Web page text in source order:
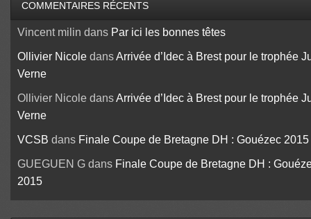
COMMENTAIRES RÉCENTS
Vincent milin dans Par ici les bonnes têtes
Ollivier NicoledansArrivée d’Idec à Brest pour le trophée
Verne
Ollivier NicoledansArrivée d’Idec à Brest pour le trophée
Verne
VCSB dans Finale Coupe de Bretagne DH : Gouézec 2015
GUEGUEN Gdans Finale Coupe de Bretagne DH :
2015